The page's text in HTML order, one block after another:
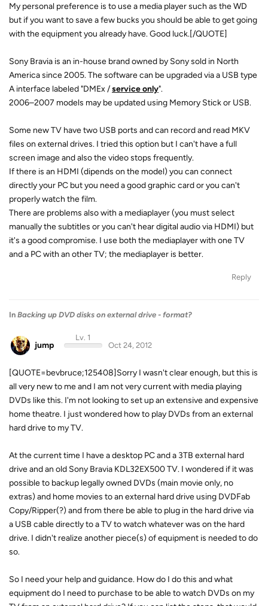
My personal preference is to use a media player such as the WD
but if you want to save a few bucks you should be able to get going
with the equipment you already have. Good luck.[/QUOTE]
Sony Bravia is an in-house brand owned by Sony sold in North
America since 2005. The software can be upgraded via a USB type
A interface labeled "DMEx /service only".
2006–2007 models may be updated using Memory Stick or USB.
Some new TV have two USB ports and can record and read MKV
files on external drives. I tried this option but I can't have a full
screen image and also the video stops frequently.
If there is an HDMI (dipends on the model) you can connect
directly your PC but you need a good graphic card or you can't
properly watch the film.
There are problems also with a mediaplayer (you must select
manually the subtitles or you can't hear digital audio via HDMI) but
it's a good compromise. I use both the mediaplayer with one TV
and a PC with an other TV; the mediaplayer is better.
Reply
In Backing up DVD disks on external drive - format?
jump
Lv. 1
Oct 24, 2012
[QUOTE=bevbruce;125408]Sorry I wasn't clear enough, but this is
all very new to me and I am not very current with media playing
DVDs like this. I'm not looking to set up an extensive and expensive
home theatre. I just wondered how to play DVDs from an external
hard drive to my TV.
At the current time I have a desktop PC and a 3TB external hard
drive and an old Sony Bravia KDL32EX500 TV. I wondered if it was
possible to backup legally owned DVDs (main movie only, no
extras) and home movies to an external hard drive using DVDFab
Copy/Ripper(?) and from there be able to plug in the hard drive via
a USB cable directly to a TV to watch whatever was on the hard
drive. I didn't realize another piece(s) of equipment is needed to do
so.
So I need your help and guidance. How do I do this and what
equipment do I need to purchase to be able to watch DVDs on my